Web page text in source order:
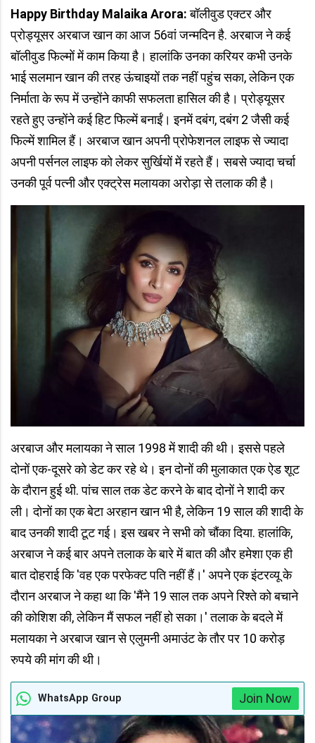
Happy Birthday Malaika Arora:बॉलीवुड एक्टर और
प्रोड्यूसर अरबाज खान का आज 56वां जन्मदिन है. अरबाज ने कई
बॉलीवुड फिल्मों में काम किया है। हालांकि उनका करियर कभी उनके
भाई सलमान खान की तरह ऊंचाइयों तक नहीं पहुंच सका, लेकिन एक
निर्माता के रूप में उन्होंने काफी सफलता हासिल की है। प्रोड्यूसर
रहते हुए उन्होंने कई हिट फिल्में बनाईं। इनमें दबंग, दबंग 2 जैसी कई
फिल्में शामिल हैं। अरबाज खान अपनी प्रोफेशनल लाइफ से ज्यादा
अपनी पर्सनल लाइफ को लेकर सुर्खियों में रहते हैं। सबसे ज्यादा चर्चा
उनकी पूर्व पत्नी और एक्ट्रेस मलायका अरोड़ा से तलाक की है।
अरबाज और मलायका ने साल 1998 में शादी की थी। इससे पहले
दोनों एक-दूसरे को डेट कर रहे थे। इन दोनों की मुलाकात एक ऐड शूट
के दौरान हुई थी. पांच साल तक डेट करने के बाद दोनों ने शादी कर
ली। दोनों का एक बेटा अरहान खान भी है, लेकिन 19 साल की शादी के
बाद उनकी शादी टूट गई। इस खबर ने सभी को चौंका दिया. हालांकि,
अरबाज ने कई बार अपने तलाक के बारे में बात की और हमेशा एक ही
बात दोहराई कि 'वह एक परफेक्ट पति नहीं हैं।' अपने एक इंटरव्यू के
दौरान अरबाज ने कहा था कि 'मैंने 19 साल तक अपने रिश्ते को बचाने
की कोशिश की, लेकिन मैं सफल नहीं हो सका।' तलाक के बदले में
मलायका ने अरबाज खान से एलुमनी अमाउंट के तौर पर 10 करोड़
रुपये की मांग की थी।
WhatsApp Group Join Now